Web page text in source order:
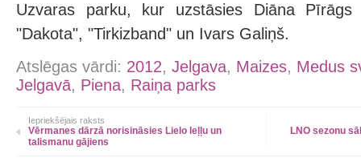
Uzvaras parku, kur uzstāsies Diāna
"Dakota", "Tirkizband" un Ivars Galiņš.
Atslēgas vārdi: 2012, Jelgava, Maizes, Medus
Jelgavā, Piena, Raiņa parks
Iepriekšējais raksts
Vērmanes dārzā norisināsies Lielo leļļu un
talismanu gājiens
LNO sezonu